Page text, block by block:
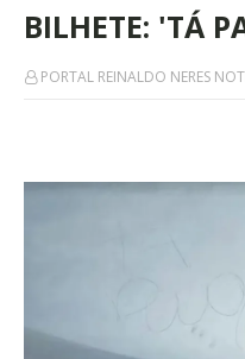
BILHETE: 'TÁ
PORTAL REINALDO NERES